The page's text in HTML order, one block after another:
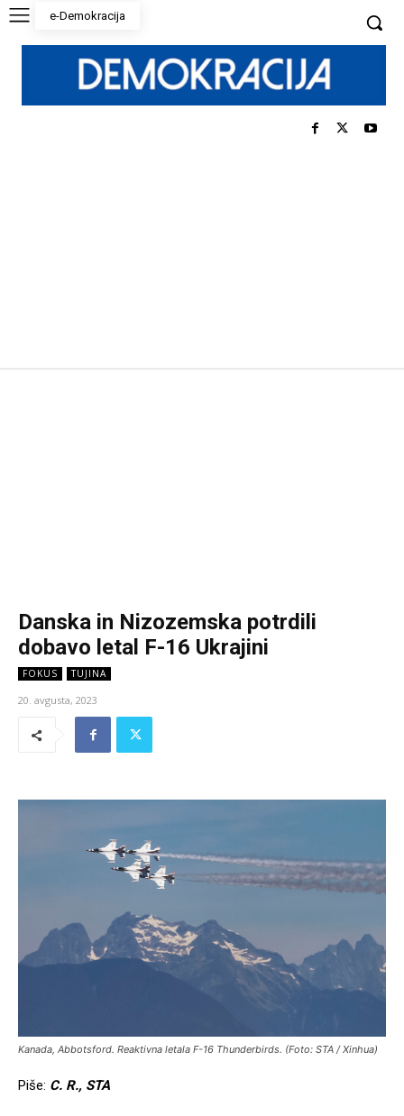
e-Demokracija
Danska in Nizozemska potrdili
dobavo letal F-16 Ukrajini
FOKUS TUJINA
20. avgusta, 2023
Kanada, Abbotsford. Reaktivna letala F-16 Thunderbirds. (Foto: STA / Xinhua)
Piše: C. R., STA